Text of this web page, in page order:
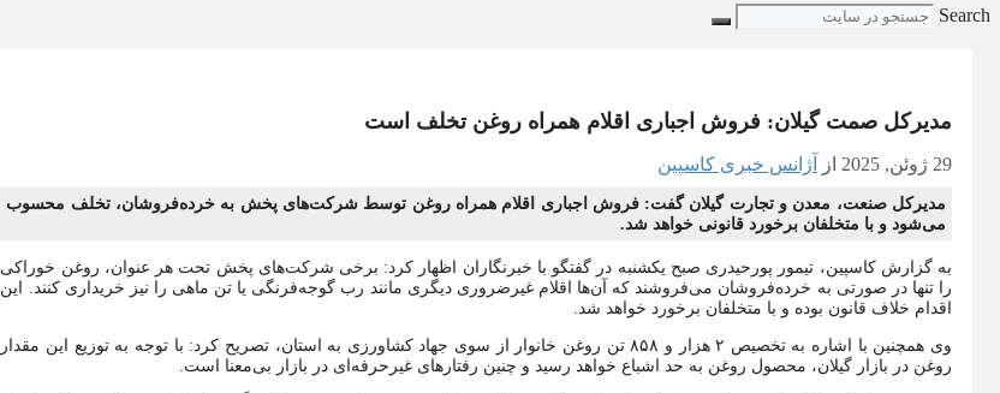
Search
مدیرکل صمت گیلان: فروش اجباری اقلام همراه روغن تخلف است
29 ژوئن, 2025 از آژانس خبری کاسپین
مدیرکل صنعت، معدن و تجارت گیلان گفت: فروش اجباری اقلام همراه روغن توسط شرکت‌های پخش به خرده‌فروشان، تخلف محسوب
می‌شود و با متخلفان برخورد قانونی خواهد شد.
به گزارش کاسپین، تیمور پورحیدری صبح یکشنبه در گفتگو با خبرنگاران اظهار کرد: برخی شرکت‌های پخش تحت هر عنوان، روغن خوراکی
را تنها در صورتی به خرده‌فروشان می‌فروشند که آن‌ها اقلام غیرضروری دیگری مانند رب گوجه‌فرنگی یا تن ماهی را نیز خریداری کنند. این
اقدام خلاف قانون بوده و با متخلفان برخورد خواهد شد.
وی همچنین با اشاره به تخصیص ۲ هزار و ۸۵۸ تن روغن خانوار از سوی جهاد کشاورزی به استان، تصریح کرد: با توجه به توزیع این مقدار
روغن در بازار گیلان، محصول روغن به حد اشباع خواهد رسید و چنین رفتارهای غیرحرفه‌ای در بازار بی‌معنا است.